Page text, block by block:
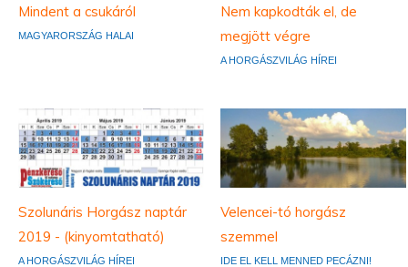
Mindent a csukáról
MAGYARORSZÁG HALAI
Nem kapkodták el, de
megjött végre
A HORGÁSZVILÁG HÍREI
Szolunáris Horgász naptár
2019 - (kinyomtatható)
A HORGÁSZVILÁG HÍREI
Velencei-tó horgász
szemmel
IDE EL KELL MENNED PECÁZNI!